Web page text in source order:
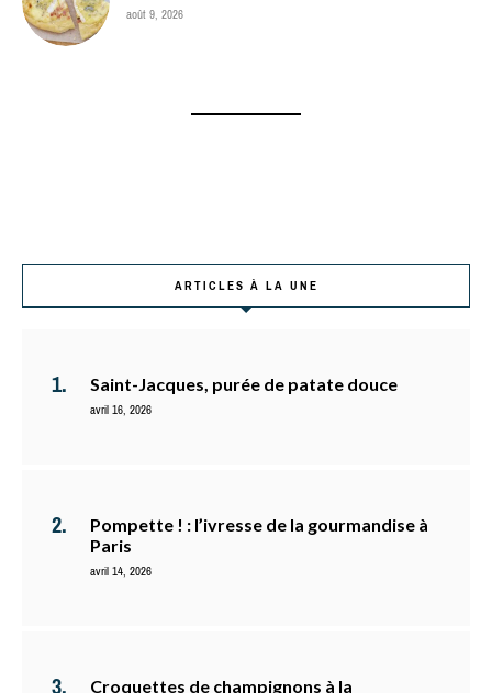
août 9, 2026
ARTICLES À LA UNE
Saint-Jacques, purée de patate douce
avril 16, 2026
Pompette ! : l’ivresse de la gourmandise à
Paris
avril 14, 2026
Croquettes de champignons à la